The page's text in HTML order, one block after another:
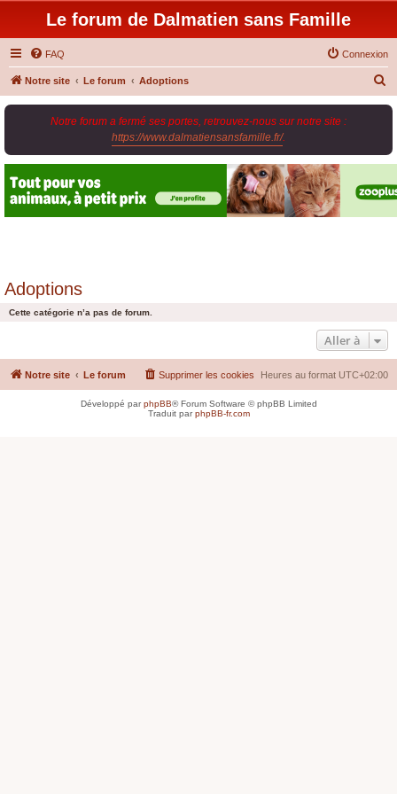
Le forum de Dalmatien sans Famille
FAQ Connexion
Notre site Le forum Adoptions
e
r
Notre forum a fermé ses portes, retrouvez-nous sur notre site :
https://www.dalmatiensansfamille.fr/.
Adoptions
Cette catégorie n’a pas de forum.
Aller à
Notre site Le forum Heures au format UTC+02:00
Supprimer les cookies
Développé parphpBB® Forum Software © phpBB Limited
Traduit parphpBB-fr.com